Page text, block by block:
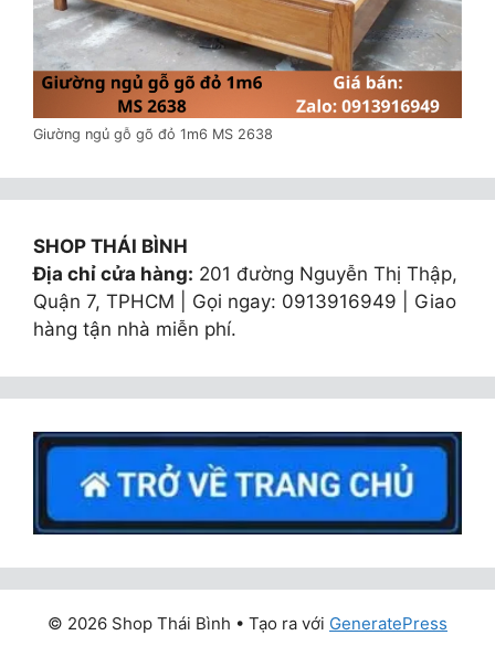
Giường ngủ gỗ gõ đỏ 1m6 MS 2638
SHOP THÁI BÌNH
Địa chỉ cửa hàng: 201 đường Nguyễn Thị Thập,
Quận 7, TPHCM | Gọi ngay: 0913916949 | Giao
hàng tận nhà miễn phí.
© 2026 Shop Thái Bình • Tạo ra với GeneratePress